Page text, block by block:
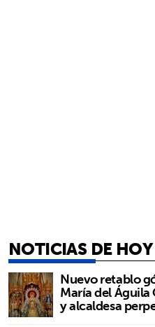
NOTICIAS DE HOY
Nuevo retablo
María del
y alcaldesa